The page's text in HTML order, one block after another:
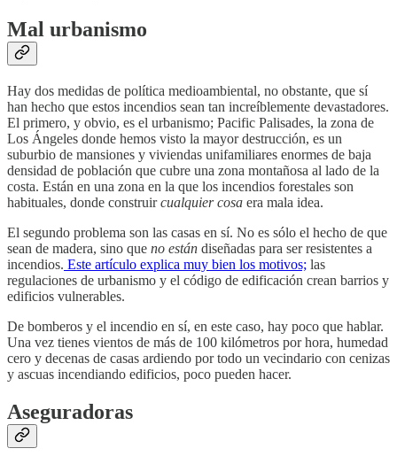
Mal urbanismo
Hay dos medidas de política medioambiental, no obstante, que sí
han hecho que estos incendios sean tan increíblemente devastadores.
El primero, y obvio, es el urbanismo; Pacific Palisades, la zona de
Los Ángeles donde hemos visto la mayor destrucción, es un
suburbio de mansiones y viviendas unifamiliares enormes de baja
densidad de población que cubre una zona montañosa al lado de la
costa. Están en una zona en la que los incendios forestales son
habituales, donde construircualquier cosa era mala idea.
El segundo problema son las casas en sí. No es sólo el hecho de que
sean de madera, sino que no están diseñadas para ser resistentes a
incendios. Este artículo explica muy bien los motivos; las
regulaciones de urbanismo y el código de edificación crean barrios y
edificios vulnerables.
De bomberos y el incendio en sí, en este caso, hay poco que hablar.
Una vez tienes vientos de más de 100 kilómetros por hora, humedad
cero y decenas de casas ardiendo por todo un vecindario con cenizas
y ascuas incendiando edificios, poco pueden hacer.
Aseguradoras